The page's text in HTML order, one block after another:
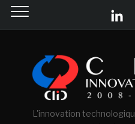
L'innovation